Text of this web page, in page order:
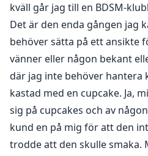
piska mig tills min rygg var
nakna kropp mot min, kyssa
i örat. Han gjorde mig så kåt.
och börja piska igen, bara
lekte med min fitta och drev
bara ville falla över och
och börja om från början.
känna mig berusad och yr,
känslan, så jag använde mitt
Sir och jag pratade om allt
kväll går jag till en BDSM-
Det är den enda gången jag
behöver sätta på ett ansikte
vänner eller någon bekant
där jag inte behöver hantera
kastad med en cupcake. Ja,
sig på cupcakes och av
kund en på mig för att den
trodde att den skulle smaka.